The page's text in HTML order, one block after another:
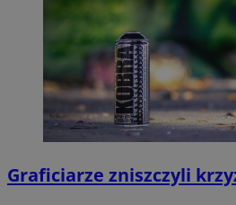
Graficiarze zniszczyli